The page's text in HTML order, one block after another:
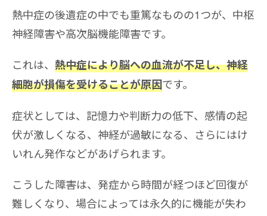
熱中症の後遺症の中でも重篤なものの1つが、中枢
神経障害や高次脳機能障害です。
これは、 熱中症により脳への血流が不足し、神経
細胞が損傷を受けることが原因です。
症状としては、記憶力や判断力の低下、感情の起
伏が激しくなる、神経が過敏になる、さらにはけ
いれん発作などがあげられます。
こうした障害は、発症から時間が経つほど回復が
難しくなり、場合によっては永久的に機能が失わ